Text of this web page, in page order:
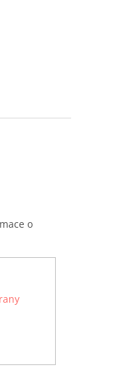
o